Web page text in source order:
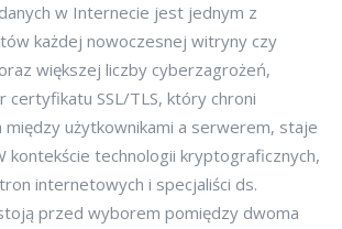
w Internecie jest jednym z
każdej nowoczesnej witryny czy
większej liczby cyberzagrożeń,
certyfikatu SSL/TLS, który chroni
między użytkownikami a serwerem, staje
kontekście technologii kryptograficznych,
internetowych i specjaliści ds.
przed wyborem pomiędzy dwoma